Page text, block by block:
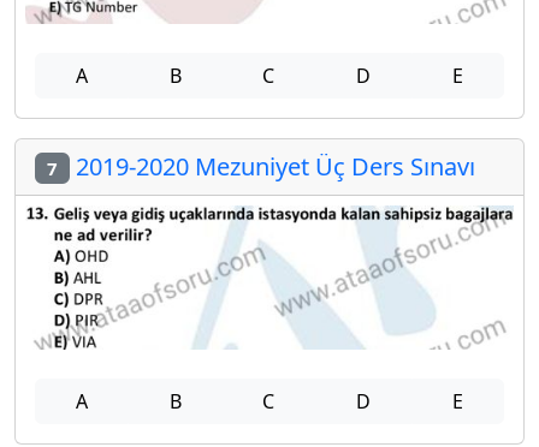
A B C D E
7 2019-2020 Mezuniyet Üç Ders Sınavı
A B C D E